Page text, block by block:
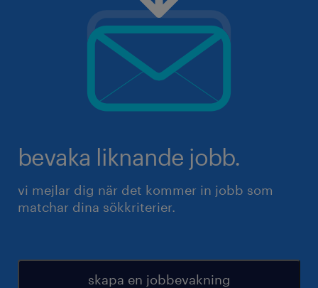
bevaka liknande jobb.
vi mejlar dig när det kommer in jobb som
matchar dina sökkriterier.
skapa en jobbevakning